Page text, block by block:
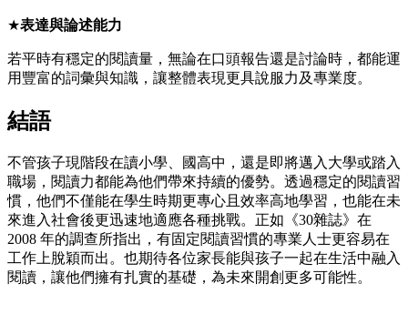
★表達與論述能力
若平時有穩定的閱讀量，無論在口頭報告還是討論時，都能運
用豐富的詞彙與知識，讓整體表現更具說服力及專業度。
結語
不管孩子現階段在讀小學、國高中，還是即將邁入大學或踏入
職場，閱讀力都能為他們帶來持續的優勢。透過穩定的閱讀習
慣，他們不僅能在學生時期更專心且效率高地學習，也能在未
來進入社會後更迅速地適應各種挑戰。正如《30雜誌》在
2008 年的調查所指出，有固定閱讀習慣的專業人士更容易在
工作上脫穎而出。也期待各位家長能與孩子一起在生活中融入
閱讀，讓他們擁有扎實的基礎，為未來開創更多可能性。